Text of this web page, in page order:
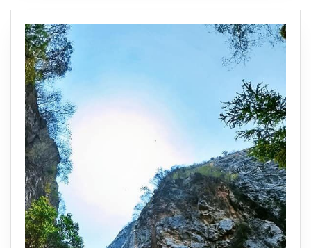
เจ้าพระยา
ยิ่ง
ใหญ่
อลังการ
กว่า
เคย